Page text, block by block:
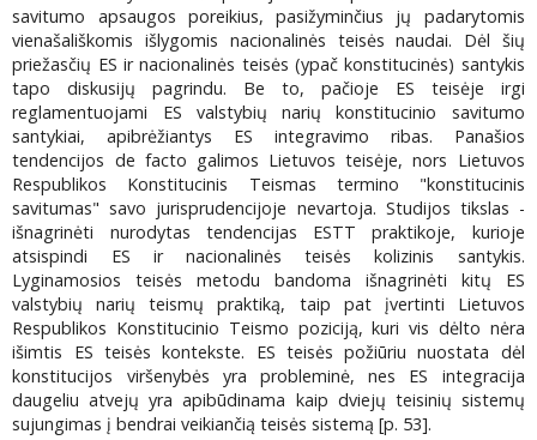
savitumo apsaugos poreikius, pasižyminčius jų padarytomis
vienašališkomis išlygomis nacionalinės teisės naudai. Dėl šių
priežasčių ES ir nacionalinės teisės (ypač konstitucinės) santykis
tapo diskusijų pagrindu. Be to, pačioje ES teisėje irgi
reglamentuojami ES valstybių narių konstitucinio savitumo
santykiai, apibrėžiantys ES integravimo ribas. Panašios
tendencijos de facto galimos Lietuvos teisėje, nors Lietuvos
Respublikos Konstitucinis Teismas termino "konstitucinis
savitumas" savo jurisprudencijoje nevartoja. Studijos tikslas -
išnagrinėti nurodytas tendencijas ESTT praktikoje, kurioje
atsispindi ES ir nacionalinės teisės kolizinis santykis.
Lyginamosios teisės metodu bandoma išnagrinėti kitų ES
valstybių narių teismų praktiką, taip pat įvertinti Lietuvos
Respublikos Konstitucinio Teismo poziciją, kuri vis dėlto nėra
išimtis ES teisės kontekste. ES teisės požiūriu nuostata dėl
konstitucijos viršenybės yra probleminė, nes ES integracija
daugeliu atvejų yra apibūdinama kaip dviejų teisinių sistemų
sujungimas į bendrai veikiančią teisės sistemą [p. 53].